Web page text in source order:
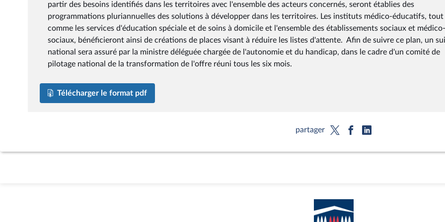
partir des besoins identifiés dans les territoires avec l'ensemble des acteurs concernés, seront établies des
programmations pluriannuelles des solutions à développer dans les territoires. Les instituts médico-éducatifs, tout
comme les services d'éducation spéciale et de soins à domicile et l'ensemble des établissements sociaux et médico-
sociaux, bénéficieront ainsi de créations de places visant à réduire les listes d'attente. Afin de suivre ce plan, un
national sera assuré par la ministre déléguée chargée de l'autonomie et du handicap, dans le cadre d'un comité de
pilotage national de la transformation de l'offre réuni tous les six mois.
Télécharger le format pdf
partager